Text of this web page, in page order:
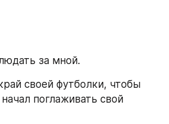
за мной.
своей футболки, чтобы
поглаживать свой